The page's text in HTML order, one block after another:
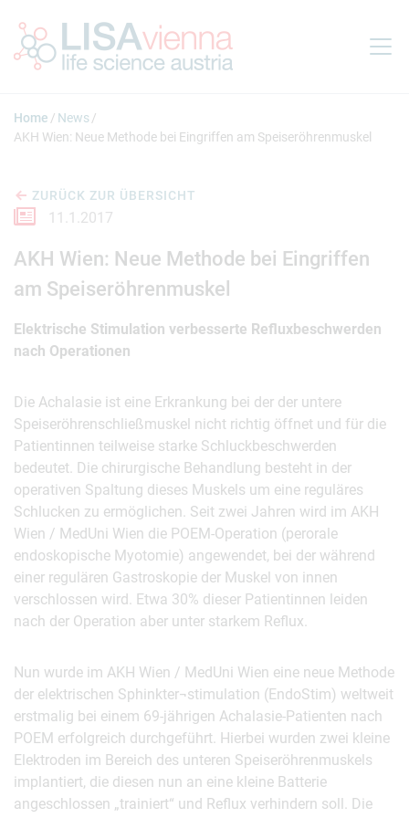
Home
News
AKH Wien: Neue Methode bei Eingriffen am Speiseröhrenmuskel
ZURÜCK ZUR ÜBERSICHT
11.1.2017
AKH Wien: Neue Methode bei Eingriffen
am Speiseröhrenmuskel
Elektrische Stimulation verbesserte Refluxbeschwerden
nach Operationen
Die Achalasie ist eine Erkrankung bei der der untere
Speiseröhrenschließmuskel nicht richtig öffnet und für die
Patientinnen teilweise starke Schluckbeschwerden
bedeutet. Die chirurgische Behandlung besteht in der
operativen Spaltung dieses Muskels um eine reguläres
Schlucken zu ermöglichen. Seit zwei Jahren wird im AKH
Wien / MedUni Wien die POEM-Operation (perorale
endoskopische Myotomie) angewendet, bei der während
einer regulären Gastroskopie der Muskel von innen
verschlossen wird. Etwa 30% dieser Patientinnen leiden
nach der Operation aber unter starkem Reflux.
Nun wurde im AKH Wien / MedUni Wien eine neue Methode
der elektrischen Sphinkter¬stimulation (EndoStim) weltweit
erstmalig bei einem 69-jährigen Achalasie-Patienten nach
POEM erfolgreich durchgeführt. Hierbei wurden zwei kleine
Elektroden im Bereich des unteren Speiseröhrenmuskels
implantiert, die diesen nun an eine kleine Batterie
angeschlossen „trainiert“ und Reflux verhindern soll. Die